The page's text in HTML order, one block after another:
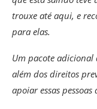
trouxe até aqui, e
para elas.
Um pacote adicional
além dos direitos
apoiar essas